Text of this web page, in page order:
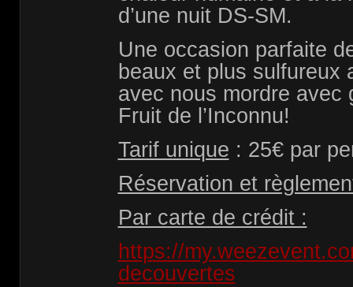
d’une nuit DS-SM.
Une occasion parfaite
beaux et plus sulfureux
avec nous mordre avec
Fruit de l’Inconnu!
Tarif unique : 25€ par
Réservation et
Par carte de crédit :
https://
decouvertes